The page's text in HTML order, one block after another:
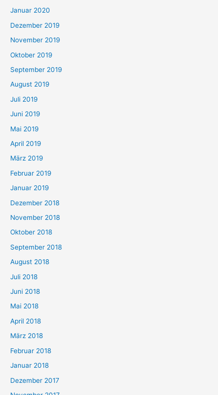
Januar 2020
Dezember 2019
November 2019
Oktober 2019
September 2019
August 2019
Juli 2019
Juni 2019
Mai 2019
April 2019
März 2019
Februar 2019
Januar 2019
Dezember 2018
November 2018
Oktober 2018
September 2018
August 2018
Juli 2018
Juni 2018
Mai 2018
April 2018
März 2018
Februar 2018
Januar 2018
Dezember 2017